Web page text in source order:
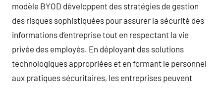
modèle BYOD développent des stratégies de gestion
des risques sophistiquées pour assurer la sécurité des
informations d’entreprise tout en respectant la vie
privée des employés. En déployant des solutions
technologiques appropriées et en formant le personnel
aux pratiques sécuritaires, les entreprises peuvent